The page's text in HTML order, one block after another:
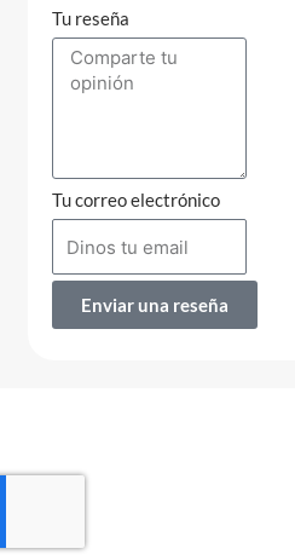
Tu reseña
Tu correo electrónico
Enviar una reseña